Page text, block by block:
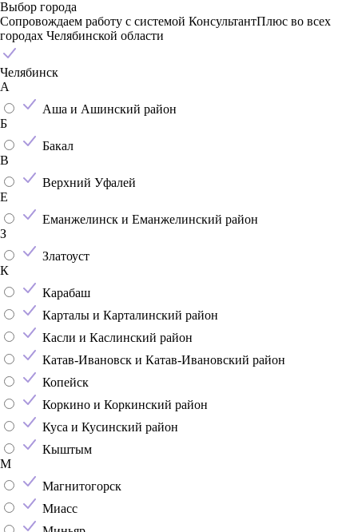
Выбор города
Сопровождаем работу с системой КонсультантПлюс во всех
городах Челябинской области
Челябинск
А
Аша и Ашинский район
Б
Бакал
В
Верхний Уфалей
Е
Еманжелинск и Еманжелинский район
З
Златоуст
К
Карабаш
Карталы и Карталинский район
Касли и Каслинский район
Катав-Ивановск и Катав-Ивановский район
Копейск
Коркино и Коркинский район
Куса и Кусинский район
Кыштым
М
Магнитогорск
Миасс